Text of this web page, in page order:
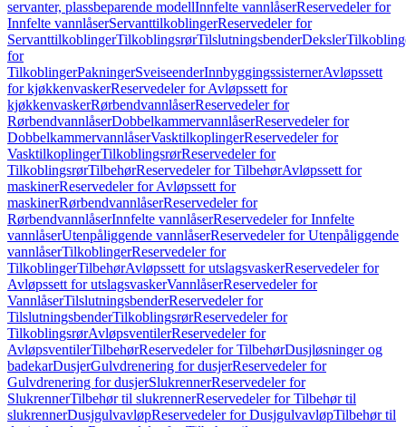
servanter, plassbeparende modellInnfelte vannlåserReservedeler for
Innfelte vannlåserServanttilkoblingerReservedeler for
ServanttilkoblingerTilkoblingsrørTilslutningsbenderDeksler
for
TilkoblingerPakningerSveiseenderInnbyggingssisternerAvløpssett
for kjøkkenvaskerReservedeler for Avløpssett for
kjøkkenvaskerRørbendvannlåserReservedeler for
RørbendvannlåserDobbelkammervannlåserReservedeler for
DobbelkammervannlåserVasktilkoplingerReservedeler for
VasktilkoplingerTilkoblingsrørReservedeler for
TilkoblingsrørTilbehørReservedeler for TilbehørAvløpssett for
maskinerReservedeler for Avløpssett for
maskinerRørbendvannlåserReservedeler for
RørbendvannlåserInnfelte vannlåserReservedeler for Innfelte
vannlåserUtenpåliggende vannlåserReservedeler for Utenpåliggende
vannlåserTilkoblingerReservedeler for
TilkoblingerTilbehørAvløpssett for utslagsvaskerReservedeler for
Avløpssett for utslagsvaskerVannlåserReservedeler for
VannlåserTilslutningsbenderReservedeler for
TilslutningsbenderTilkoblingsrørReservedeler for
TilkoblingsrørAvløpsventilerReservedeler for
AvløpsventilerTilbehørReservedeler for TilbehørDusjløsninger og
badekarDusjerGulvdrenering for dusjerReservedeler for
Gulvdrenering for dusjerSlukrennerReservedeler for
SlukrennerTilbehør til slukrennerReservedeler for Tilbehør til
slukrennerDusjgulvavløpReservedeler for DusjgulvavløpTilbehør til